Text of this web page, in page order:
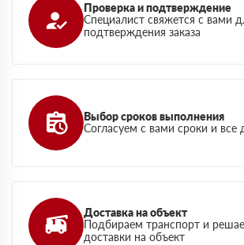
Проверка и подтверждение
Специалист свяжется с вами
подтверждения заказа
Выбор сроков выполнения
Согласуем с вами сроки и все
Доставка на объект
Подбираем транспорт и
доставки на объект